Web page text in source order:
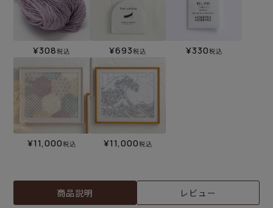
¥308税込 ¥693税込 ¥330税込
¥11,000税込 ¥11,000税込
商品説明 レビュー